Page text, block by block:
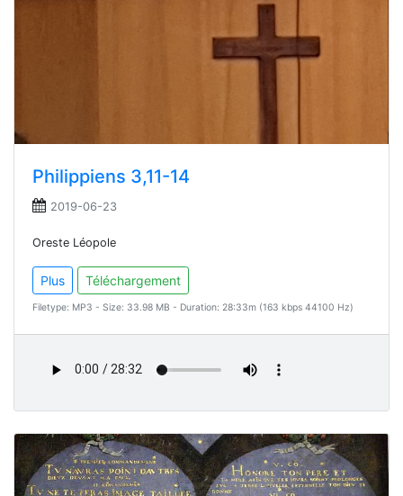
Philippiens 3,11-14
2019-06-23
Oreste Léopole
Plus Téléchargement
Filetype: MP3 - Size: 33.98 MB - Duration: 28:33m (163 kbps 44100 Hz)